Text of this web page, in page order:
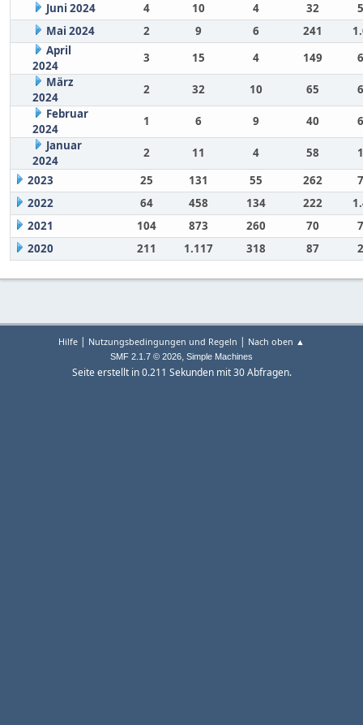
Juni 2024
4 10 4 32
Mai 2024
2 9 6 241
April
2024
3 15 4 149
März
2024
2 32 10 65
Februar
2024
1 6 9 40
Januar
2024
2 11 4 58
2023
25 131 55 262
2022
64 458 134 222
2021
104 873 260 70
2020
211 1.117 318 87
Hilfe | Nutzungsbedingungen und Regeln | Nach oben ▲
SMF 2.1.7 © 2026, Simple Machines
Seite erstellt in 0.211 Sekunden mit 30 Abfragen.